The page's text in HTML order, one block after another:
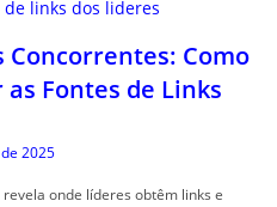
Concorrentes: Como
Fontes de Links
2025
onde líderes obtêm links e